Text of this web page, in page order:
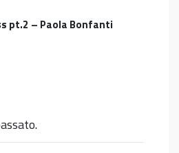
pt.2 – Paola Bonfanti